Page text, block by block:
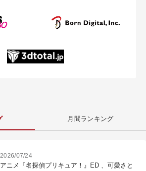
月間ランキング
2026/07/24
アニメ『名探偵プリキュア！』ED 、可愛さと